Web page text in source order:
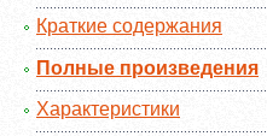
Краткие содержания
Полные произведения
Характеристики